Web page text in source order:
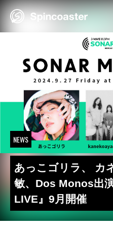
Skip
NEWS
あっこゴリラ、 カ
敏、Dos Monos出
LIVE』9月開催